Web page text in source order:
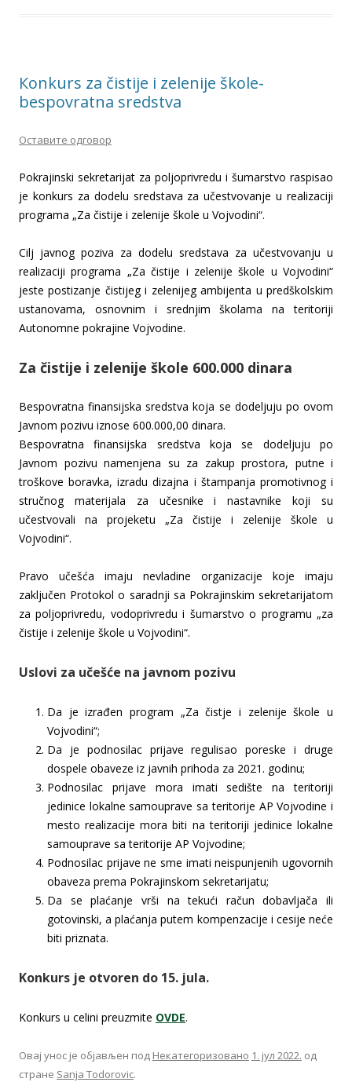
Кonkurs za čistije i zelenije škole-
bespovratna sredstva
Оставите одговор
Pokrajinski sekretarijat za poljoprivredu i šumarstvo raspisao
je konkurs za dodelu sredstava za učestvovanje u realizaciji
programa „Za čistije i zelenije škole u Vojvodini“.
Cilj javnog poziva za dodelu sredstava za učestvovanju u
realizaciji programa „Za čistije i zelenije škole u Vojvodini“
jeste postizanje čistijeg i zelenijeg ambijenta u predškolskim
ustanovama, osnovnim i srednjim školama na teritoriji
Autonomne pokrajine Vojvodine.
Za čistije i zelenije škole 600.000 dinara
Bespovratna finansijska sredstva koja se dodeljuju po ovom
Javnom pozivu iznose 600.000,00 dinara.
Bespovratna finansijska sredstva koja se dodeljuju po
Javnom pozivu namenjena su za zakup prostora, putne i
troškove boravka, izradu dizajna i štampanja promotivnog i
stručnog materijala za učesnike i nastavnike koji su
učestvovali na projeketu „Za čistije i zelenije škole u
Vojvodini“.
Pravo učešća imaju nevladine organizacije koje imaju
zaključen Protokol o saradnji sa Pokrajinskim sekretarijatom
za poljoprivredu, vodoprivredu i šumarstvo o programu „za
čistije i zelenije škole u Vojvodini“.
Uslovi za učešće na javnom pozivu
Da je izrađen program „Za čistje i zelenije škole u
Vojvodini“;
Da je podnosilac prijave regulisao poreske i druge
dospele obaveze iz javnih prihoda za 2021. godinu;
Podnosilac prijave mora imati sedište na teritoriji
jedinice lokalne samouprave sa teritorije AP Vojvodine i
mesto realizacije mora biti na teritoriji jedinice lokalne
samouprave sa teritorije AP Vojvodine;
Podnosilac prijave ne sme imati neispunjenih ugovornih
obaveza prema Pokrajinskom sekretarijatu;
Da se plaćanje vrši na tekući račun dobavljača ili
gotovinski, a plaćanja putem kompenzacije i cesije neće
biti priznata.
Konkurs je otvoren do 15. jula.
Konkurs u celini preuzmite OVDE.
Овај унос је објављен под Некатегоризовано 1. јул 2022. од
стране Sanja Todorovic.